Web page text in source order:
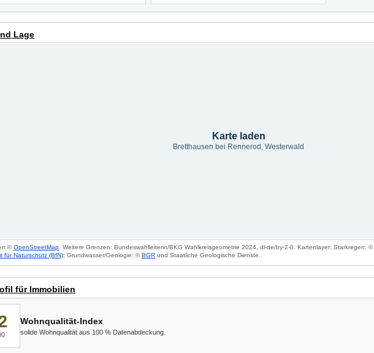
Lage
Karte laden
Bretthausen bei Rennerod, Westerwald
©OpenStreetMap . Weitere Grenzen: Bundeswahlleiterin/BKG Wahlkreisgeometrie 2024, dl-de/by-2-0. Kartenlayer: Starkregen: ©
für Naturschutz (BfN); Grundwasser/Geologie: ©BGR und Staatliche Geologische Dienste.
für Immobilien
Wohnqualität-Index
solide Wohnqualität aus 100 % Datenabdeckung.